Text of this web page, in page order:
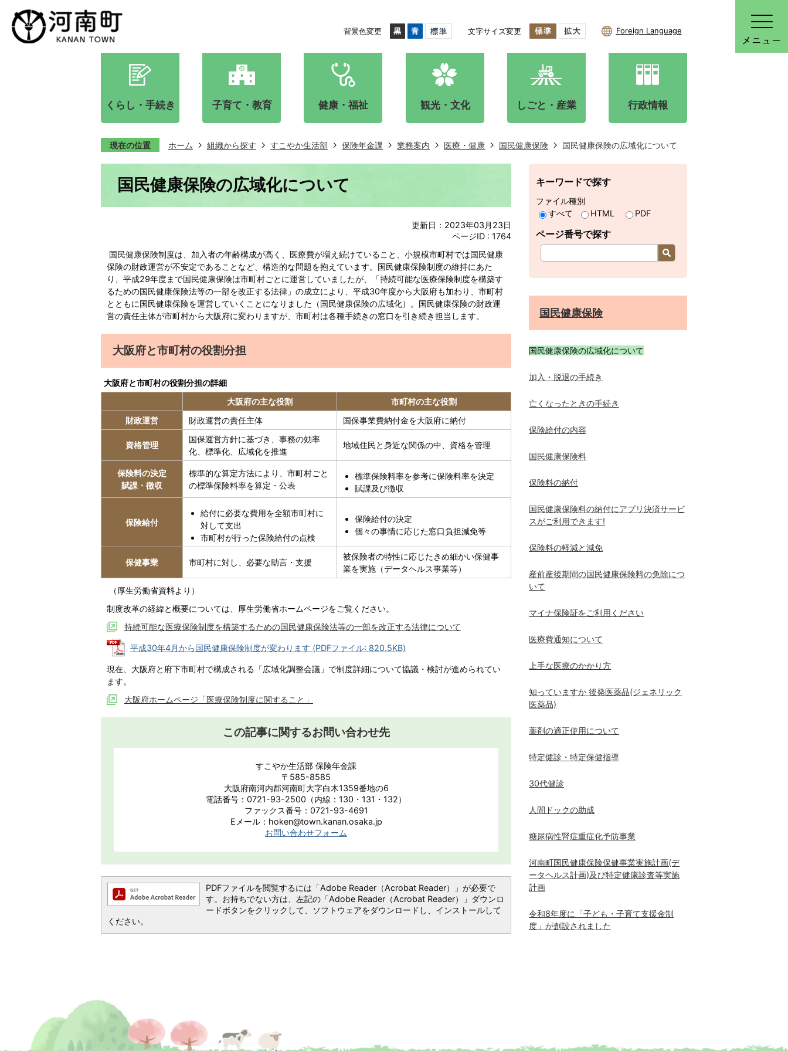
背景色変更 文字サイズ変更 Foreign Language
くらし・手続き 子育て・教育 健康・福祉 観光・文化 しごと・産業 行政情報
現在の位置 ホーム 組織から探す すこやか生活部 保険年金課 業務案内 医療・健康 国民健康保険 国民健康保険の広域化について
国民健康保険の広域化について
更新日：2023年03月23日
ページID : 1764
国民健康保険制度は、加入者の年齢構成が高く、医療費が増え続けていること、小規模市町村では国民健康
保険の財政運営が不安定であることなど、構造的な問題を抱えています。国民健康保険制度の維持にあた
り、平成29年度まで国民健康保険は市町村ごとに運営していましたが、「持続可能な医療保険制度を構築す
るための国民健康保険法等の一部を改正する法律」の成立により、平成30年度から大阪府も加わり、市町村
とともに国民健康保険を運営していくことになりました（国民健康保険の広域化）。国民健康保険の財政運
営の責任主体が市町村から大阪府に変わりますが、市町村は各種手続きの窓口を引き続き担当します。
大阪府と市町村の役割分担
大阪府と市町村の役割分担の詳細
大阪府の主な役割
市町村の主な役割
財政運営
財政運営の責任主体 国保事業費納付金を大阪府に納付
資格管理
国保運営方針に基づき、事務の効率
化、標準化、広域化を推進
地域住民と身近な関係の中、資格を管理
保険料の決定
賦課・徴収
標準的な算定方法により、市町村ごと
の標準保険料率を算定・公表
標準保険料率を参考に保険料率を決定
賦課及び徴収
保険給付
給付に必要な費用を全額市町村に
対して支出
市町村が行った保険給付の点検
保険給付の決定
個々の事情に応じた窓口負担減免等
保健事業 市町村に対し、必要な助言・支援
被保険者の特性に応じたきめ細かい保健事
業を実施（データヘルス事業等）
（厚生労働省資料より）
制度改革の経緯と概要については、厚生労働省ホームページをご覧ください。
持続可能な医療保険制度を構築するための国民健康保険法等の一部を改正する法律について
平成30年4月から国民健康保険制度が変わります (PDFファイル: 820.5KB)
現在、大阪府と府下市町村で構成される「広域化調整会議」で制度詳細について協議・検討が進められてい
ます。
大阪府ホームページ「医療保険制度に関すること」
この記事に関するお問い合わせ先
すこやか生活部 保険年金課
〒585-8585
大阪府南河内郡河南町大字白木1359番地の6
電話番号：0721-93-2500（内線：130・131・132）
ファックス番号：0721-93-4691
Eメール：hoken@town.kanan.osaka.jp
お問い合わせフォーム
PDFファイルを閲覧するには「Adobe Reader（Acrobat Reader）」が必要で
す。お持ちでない方は、左記の「Adobe Reader（Acrobat Reader）」ダウンロ
ードボタンをクリックして、ソフトウェアをダウンロードし、インストールして
ください。
キーワードで探す
ファイル種別
すべて
HTML PDF
ページ番号で探す
国民健康保険
国民健康保険の広域化について
加入・脱退の手続き
亡くなったときの手続き
保険給付の内容
国民健康保険料
保険料の納付
国民健康保険料の納付にアプリ決済サービ
スがご利用できます!
保険料の軽減と減免
産前産後期間の国民健康保険料の免除につ
いて
マイナ保険証をご利用ください
医療費通知について
上手な医療のかかり方
知っていますか 後発医薬品(ジェネリック
医薬品)
薬剤の適正使用について
特定健診・特定保健指導
30代健診
人間ドックの助成
糖尿病性腎症重症化予防事業
河南町国民健康保険保健事業実施計画(デ
ータヘルス計画)及び特定健康診査等実施
計画
令和8年度に「子ども・子育て支援金制
度」が創設されました